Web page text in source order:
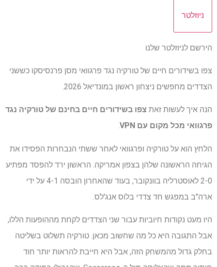
ניוזלטר
הירשם לניוזלטר שלנו
צפו בשידורים חיים של טורקיה נגד פרגוואי מסן פרנסיסקו כששני
הצדדים מחפשים ניצחון ראשון במונדיאל 2026.
הנה איך לעשות זאת צפו בשידורים חיים בחינם של טורקיה נגד
פרגוואי מכל מקום עם VPN .
הלחץ הוא על טורקיה ופרגוואי לאחר ששתי הנבחרות הפסידו את
הגיחה הראשונה שלהן בצפון אמריקה. הראשון ירד להפסד מפתיע
2-0 לאוסטרליה בוונקובר, בעוד שהאחרון הובסה 4-1 על ידי
ארה"ב במפגש חד צדדי בלוס אנג'לס.
היו מעט נקודות חיוביות עבור שני הצדדים לקחת מההופעות הללו,
אבל התגובה היא כל מה שחשוב מכאן. טורקיה תשלוט בשליטה
בחלק גדול מהמשחק הזה, אבל היא חייבת להראות יותר חוד